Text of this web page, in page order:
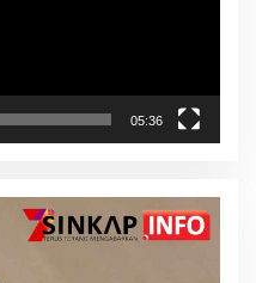
05:36